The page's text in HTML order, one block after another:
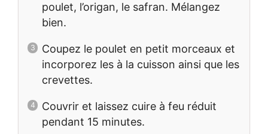
poulet, l’origan, le safran. Mélangez
bien.
Coupez le poulet en petit morceaux et
incorporez les à la cuisson ainsi que les
crevettes.
Couvrir et laissez cuire à feu réduit
pendant 15 minutes.